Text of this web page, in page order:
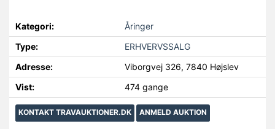
Kategori:
Åringer
Type:
ERHVERVSSALG
Adresse:
Viborgvej 326, 7840 Højslev
Vist:
474 gange
KONTAKT TRAVAUKTIONER.DK ANMELD AUKTION